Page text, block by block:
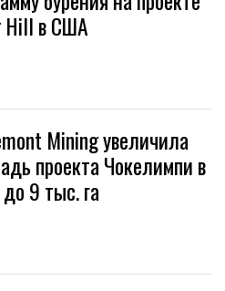
Hill в США
Mining увеличила
проекта Чокелимпи в
9 тыс. га